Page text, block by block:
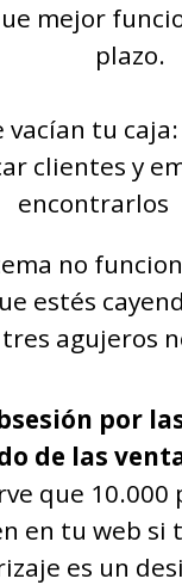
mejor
plazo.
vacían tu
clientes y
encontrarlos
no
estés
agujeros
por
de las
que 10.000
en tu web si
es un